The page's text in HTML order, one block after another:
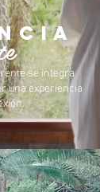
cia
se integra
una experiencia